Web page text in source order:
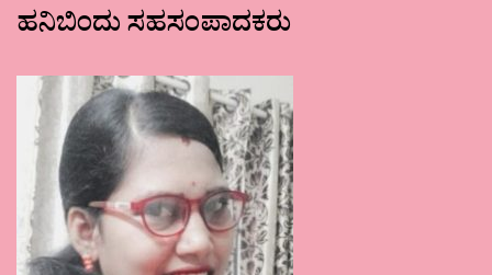
ಹನಿಬಿಂದು ಸಹಸಂಪಾದಕರು